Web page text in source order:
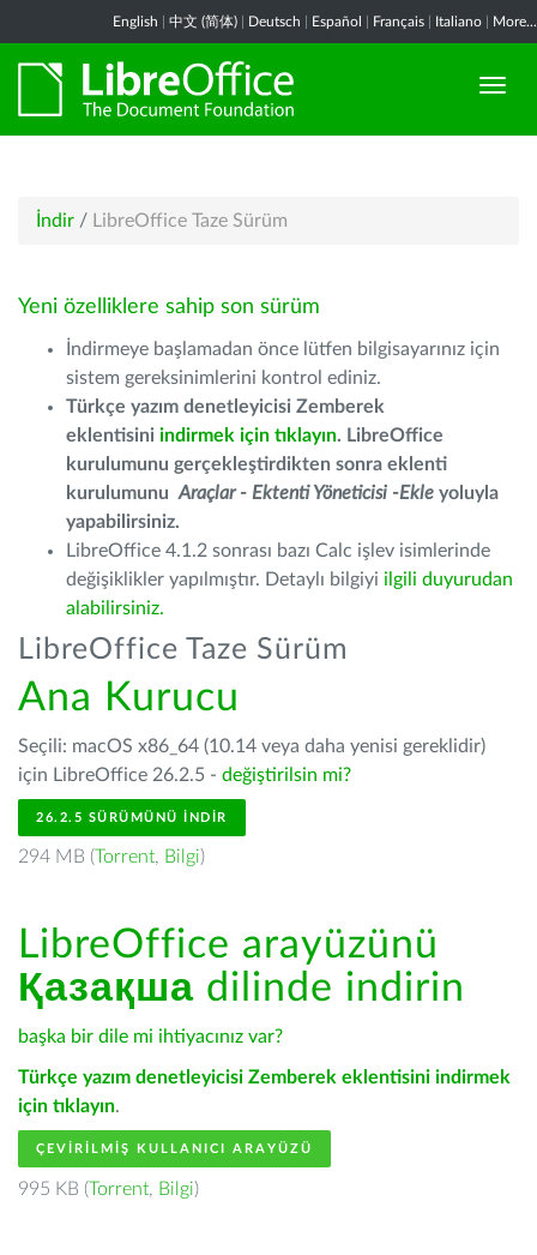
English 中文 (简体) Deutsch Español Français Italiano More...
İndir / LibreOffice Taze Sürüm
Yeni özelliklere sahip son sürüm
İndirmeye başlamadan önce lütfen bilgisayarınız için
sistem gereksinimlerini kontrol ediniz.
Türkçe yazım denetleyicisi Zemberek
eklentisini indirmek için tıklayın. LibreOffice
kurulumunu gerçekleştirdikten sonra eklenti
kurulumunu Araçlar - Ektenti Yöneticisi -Ekle yoluyla
yapabilirsiniz.
LibreOffice 4.1.2 sonrası bazı Calc işlev isimlerinde
değişiklikler yapılmıştır. Detaylı bilgiyi ilgili duyurudan
alabilirsiniz.
LibreOffice Taze Sürüm
Ana Kurucu
Seçili: macOS x86_64 (10.14 veya daha yenisi gereklidir)
için LibreOffice 26.2.5 - değiştirilsin mi?
26.2.5 SÜRÜMÜNÜ İNDIR
294 MB (Torrent, Bilgi)
LibreOffice arayüzünü
Қазақша dilinde indirin
başka bir dile mi ihtiyacınız var?
Türkçe yazım denetleyicisi Zemberek eklentisini indirmek
için tıklayın.
ÇEVIRILMIŞ KULLANICI ARAYÜZÜ
995 KB (Torrent, Bilgi)